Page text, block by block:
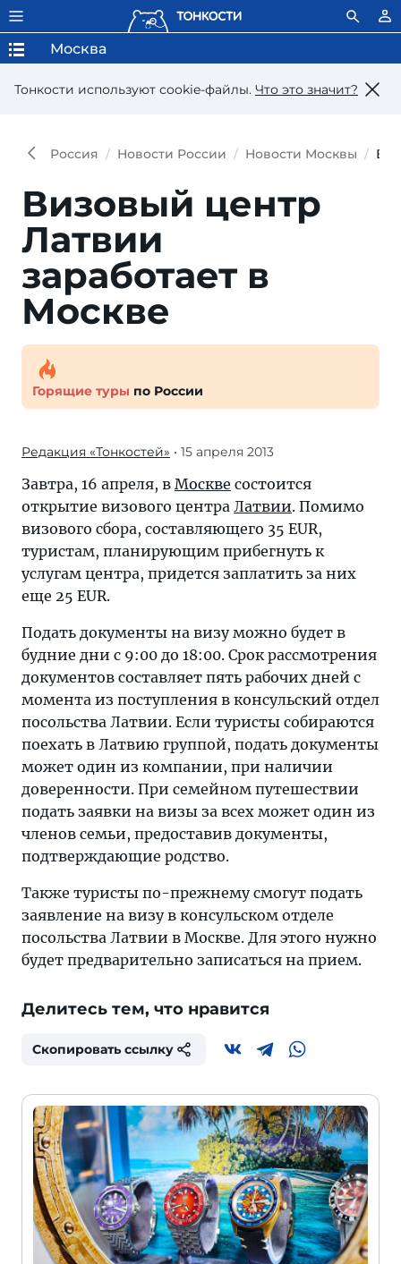
Тонкости используют сookie-файлы. Что это значит?
Москва
Россия Новости России Новости Москвы
Визовый центр
Латвии
заработает в
Москве
Горящие туры по России
Редакция «Тонкостей» • 15 апреля 2013
Завтра, 16 апреля, в Москве состоится
открытие визового центра Латвии. Помимо
визового сбора, составляющего 35 EUR,
туристам, планирующим прибегнуть к
услугам центра, придется заплатить за них
еще 25 EUR.
Подать документы на визу можно будет в
будние дни с 9:00 до 18:00. Срок рассмотрения
документов составляет пять рабочих дней с
момента из поступления в консульский отдел
посольства Латвии. Если туристы собираются
поехать в Латвию группой, подать документы
может один из компании, при наличии
доверенности. При семейном путешествии
подать заявки на визы за всех может один из
членов семьи, предоставив документы,
подтверждающие родство.
Также туристы по-прежнему смогут подать
заявление на визу в консульском отделе
посольства Латвии в Москве. Для этого нужно
будет предварительно записаться на прием.
Делитесь тем, что нравится
Скопировать ссылку